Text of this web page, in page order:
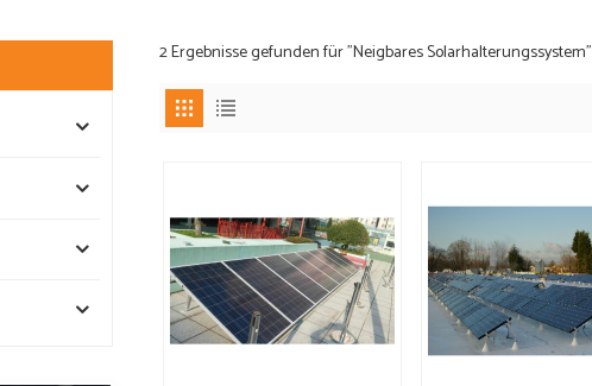
2 Ergebnisse gefunden für "Neigbares Solarhalterungssystem"